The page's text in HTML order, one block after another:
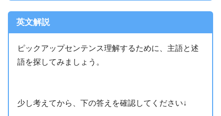
英文解説
ピックアップセンテンス理解するために、主語と述
語を探してみましょう。
少し考えてから、下の答えを確認してください↓